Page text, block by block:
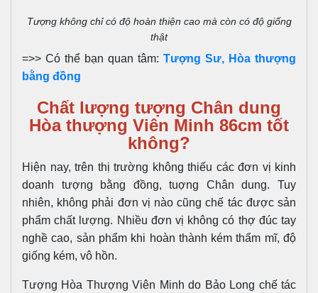
Tượng không chỉ có độ hoàn thiện cao mà còn có độ giống
thật
=>> Có thể bạn quan tâm: Tượng Sư, Hòa thượng
bằng đồng
Chất lượng tượng Chân dung
Hòa thượng Viên Minh 86cm tốt
không?
Hiện nay, trên thị trường không thiếu các đơn vị kinh
doanh tượng bằng đồng, tuợng Chân dung. Tuy
nhiên, không phải đơn vị nào cũng chế tác được sản
phẩm chất lượng. Nhiều đơn vị không có thợ đúc tay
nghề cao, sản phẩm khi hoàn thành kém thẩm mĩ, độ
giống kém, vô hồn.
Tượng Hòa Thượng Viên Minh do Bảo Long chế tác